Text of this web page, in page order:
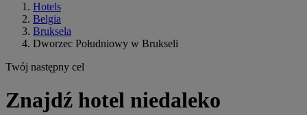
Hotels
Belgia
Bruksela
Dworzec Południowy w Brukseli
Twój następny cel
Znajdź hotel niedaleko